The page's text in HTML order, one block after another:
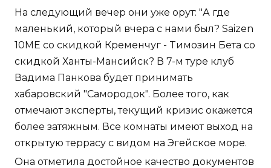
На следующий вечер они уже орут: "А где
маленький, который вчера с нами был? Saizen
10ME со скидкой Кременчуг - Tимозин Бета со
скидкой Ханты-Мансийск? В 7-м туре клуб
Вадима Панкова будет принимать
хабаровский "Самородок". Более того, как
отмечают эксперты, текущий кризис окажется
более затяжным. Все комнаты имеют выход на
открытую террасу с видом на Эгейское море.
Она отметила достойное качество документов